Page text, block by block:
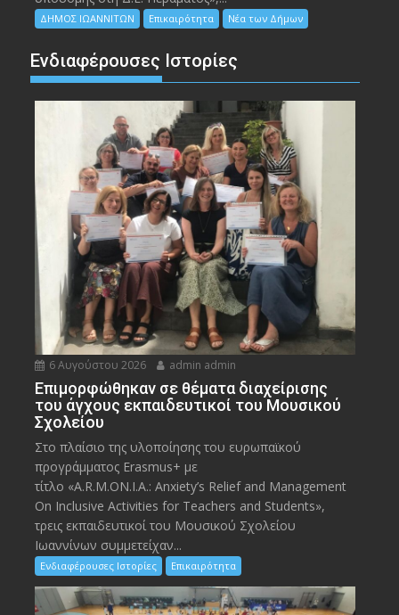
ΔΗΜΟΣ ΙΩΑΝΝΙΤΩΝ Επικαιρότητα Νέα των Δήμων
Ενδιαφέρουσες Ιστορίες
6 Αυγούστου 2026 admin admin
Eπιμορφώθηκαν σε θέματα διαχείρισης
του άγχους εκπαιδευτικοί του Μουσικού
Σχολείου
Στο πλαίσιο της υλοποίησης του ευρωπαϊκού
προγράμματος Erasmus+ με
τίτλο «A.R.M.ON.I.A.: Anxiety’s Relief and Management
On Inclusive Activities for Teachers and Students»,
τρεις εκπαιδευτικοί του Μουσικού Σχολείου
Ιωαννίνων συμμετείχαν...
Ενδιαφέρουσες Ιστορίες Επικαιρότητα